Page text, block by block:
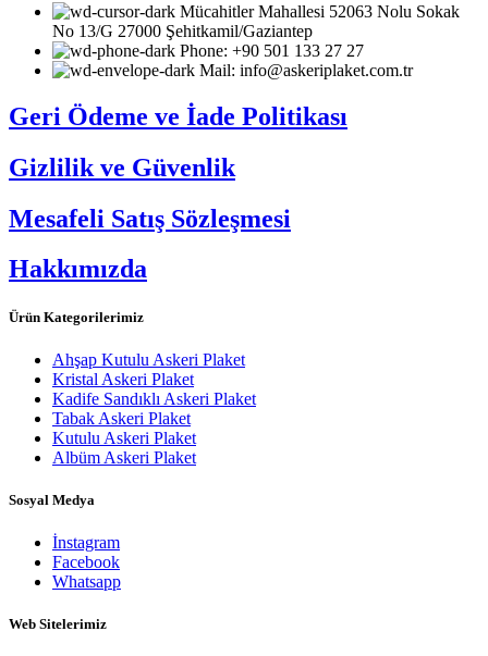
Mücahitler Mahallesi 52063 Nolu Sokak
No 13/G 27000 Şehitkamil/Gaziantep
Phone: +90 501 133 27 27
Mail: info@askeriplaket.com.tr
Geri Ödeme ve İade Politikası
Gizlilik ve Güvenlik
Mesafeli Satış Sözleşmesi
Hakkımızda
Ürün Kategorilerimiz
Ahşap Kutulu Askeri Plaket
Kristal Askeri Plaket
Kadife Sandıklı Askeri Plaket
Tabak Askeri Plaket
Kutulu Askeri Plaket
Albüm Askeri Plaket
Sosyal Medya
İnstagram
Facebook
Whatsapp
Web Sitelerimiz